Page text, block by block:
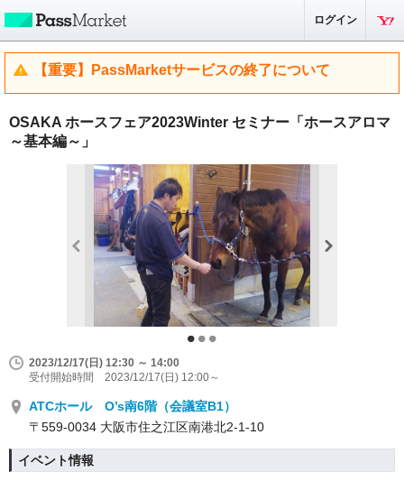
ログイン
【重要】PassMarketサービスの終了について
OSAKA ホースフェア2023Winter セミナー「ホースアロマ
～基本編～」
2023/12/17(日) 12:30 ～ 14:00
受付開始時間 2023/12/17(日) 12:00～
ATCホール O’s南6階（会議室B1）
〒559-0034 大阪市住之江区南港北2-1-10
イベント情報